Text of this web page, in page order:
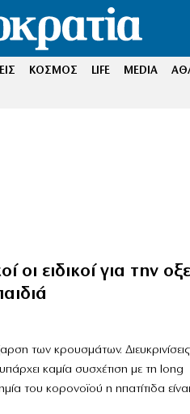
ΚΟΣΜΟΣ LIFE MEDIA
οι ειδικοί για την
των κρουσμάτων.
καμία συσχέτιση με τη long
του κορονοϊού η ηπατίτιδα